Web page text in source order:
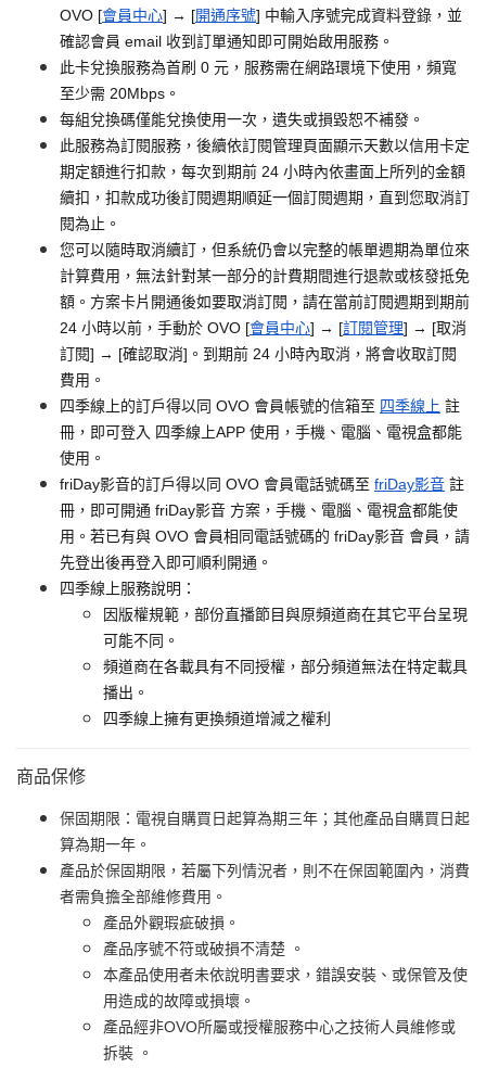
OVO [會員中心] → [開通序號] 中輸入序號完成資料登錄，並
確認會員 email 收到訂單通知即可開始啟用服務。
此卡兌換服務為首刷 0 元，服務需在網路環境下使用，頻寬
至少需 20Mbps。
每組兌換碼僅能兌換使用一次，遺失或損毀恕不補發。
此服務為訂閱服務，後續依訂閱管理頁面顯示天數以信用卡定
期定額進行扣款，每次到期前 24 小時內依畫面上所列的金額
續扣，扣款成功後訂閱週期順延一個訂閱週期，直到您取消訂
閱為止。
您可以隨時取消續訂，但系統仍會以完整的帳單週期為單位來
計算費用，無法針對某一部分的計費期間進行退款或核發抵免
額。方案卡片開通後如要取消訂閱，請在當前訂閱週期到期前
24 小時以前，手動於 OVO [會員中心] → [訂閱管理] → [取消
訂閱] → [確認取消]。到期前 24 小時內取消，將會收取訂閱
費用。
四季線上的訂戶得以同 OVO 會員帳號的信箱至 四季線上 註
冊，即可登入 四季線上APP 使用，手機、電腦、電視盒都能
使用。
friDay影音的訂戶得以同 OVO 會員電話號碼至 friDay影音 註
冊，即可開通 friDay影音 方案，手機、電腦、電視盒都能使
用。若已有與 OVO 會員相同電話號碼的 friDay影音 會員，請
先登出後再登入即可順利開通。
四季線上服務說明：
因版權規範，部份直播節目與原頻道商在其它平台呈現
可能不同。
頻道商在各載具有不同授權，部分頻道無法在特定載具
播出。
四季線上擁有更換頻道增減之權利
商品保修
保固期限：電視自購買日起算為期三年；其他產品自購買日起
算為期一年。
產品於保固期限，若屬下列情況者，則不在保固範圍內，消費
者需負擔全部維修費用。
產品外觀瑕疵破損。
產品序號不符或破損不清楚 。
本產品使用者未依說明書要求，錯誤安裝、或保管及使
用造成的故障或損壞。
產品經非OVO所屬或授權服務中心之技術人員維修或
拆裝 。